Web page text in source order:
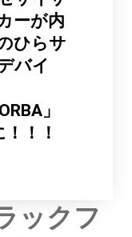
ーが内
ひらサ
バイ
」
！！
ックフ